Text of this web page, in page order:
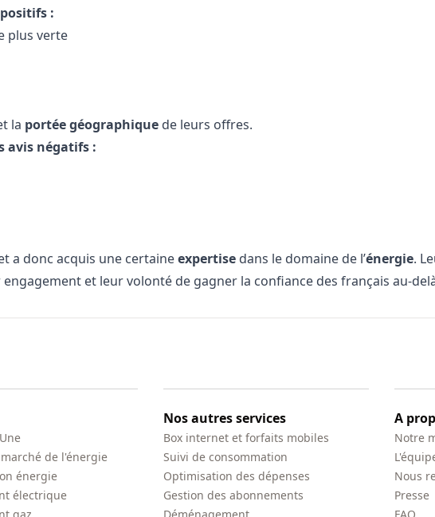
:
plus verte
la portée géographique de leurs offres.
avis négatifs :
a donc acquis une certaineexpertise dans le domaine de l’énergie.
et leur volonté de gagner la confiance des français au-
de l'énergie
énergie
électrique
Nos autres services
Box internet et forfaits mobiles
Suivi de consommation
Optimisation des dépenses
Gestion des abonnements
A
Notre
Nous
Presse